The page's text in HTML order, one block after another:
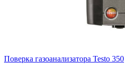
Поверка газоанализатора Testo 350